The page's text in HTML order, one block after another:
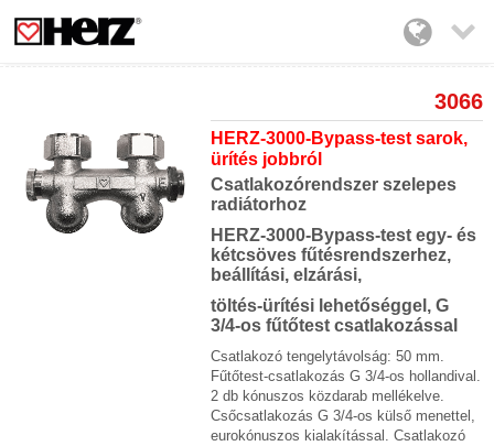

3066
HERZ-3000-Bypass-test sarok,
ürítés jobbról
Csatlakozórendszer szelepes
radiátorhoz
HERZ-3000-Bypass-test egy- és
kétcsöves fűtésrendszerhez,
beállítási, elzárási,
töltés-ürítési lehetőséggel, G
3/4-os fűtőtest csatlakozással
Csatlakozó tengelytávolság: 50 mm.
Fűtőtest-csatlakozás G 3/4-os hollandival.
2 db kónuszos közdarab mellékelve.
Csőcsatlakozás G 3/4-os külső menettel,
eurokónuszos kialakítással. Csatlakozó